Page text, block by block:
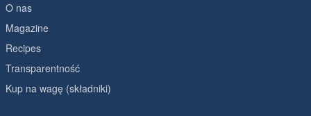
O nas
Magazine
Recipes
Transparentność
Kup na wagę (składniki)